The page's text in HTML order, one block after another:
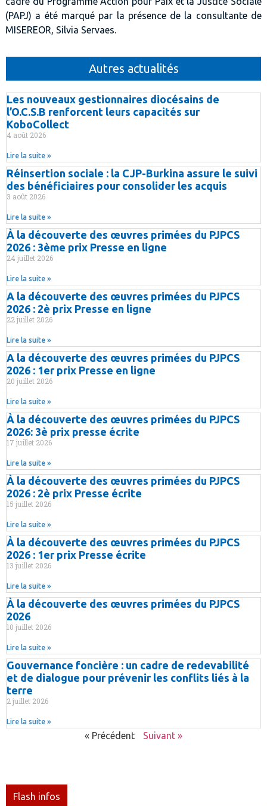
(PAPJ) a été marqué par la présence de la consultante de
MISEREOR, Silvia Servaes.
Autres actualités
Les nouveaux gestionnaires diocésains de
l’O.C.S.B renforcent leurs capacités sur
KoboCollect
4 août 2026
Lire la suite »
Réinsertion sociale : la CJP-Burkina assure le suivi
des bénéficiaires pour consolider les acquis
3 août 2026
Lire la suite »
À la découverte des œuvres primées du PJPCS
2026 : 3ème prix Presse en ligne
24 juillet 2026
Lire la suite »
A la découverte des œuvres primées du PJPCS
2026 : 2è prix Presse en ligne
22 juillet 2026
Lire la suite »
A la découverte des œuvres primées du PJPCS
2026 : 1er prix Presse en ligne
20 juillet 2026
Lire la suite »
À la découverte des œuvres primées du PJPCS
2026: 3è prix presse écrite
17 juillet 2026
Lire la suite »
À la découverte des œuvres primées du PJPCS
2026 : 2è prix Presse écrite
15 juillet 2026
Lire la suite »
À la découverte des œuvres primées du PJPCS
2026 : 1er prix Presse écrite
13 juillet 2026
Lire la suite »
À la découverte des œuvres primées du PJPCS
2026
10 juillet 2026
Lire la suite »
Gouvernance foncière : un cadre de redevabilité
et de dialogue pour prévenir les conflits liés à la
terre
2 juillet 2026
Lire la suite »
« Précédent Suivant »
Flash infos